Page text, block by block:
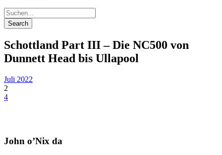
Schottland Part III – Die NC500 von
Dunnett Head bis Ullapool
Juli 2022
2
4
John o’Nix da